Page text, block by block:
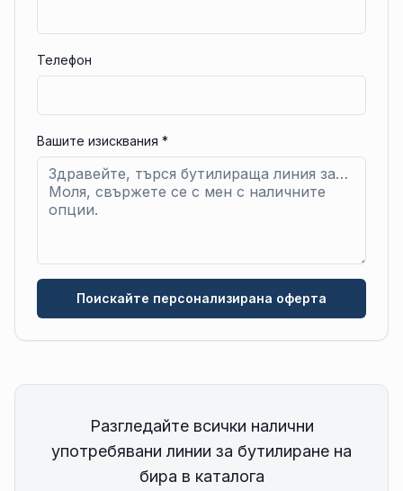
Телефон
Вашите изисквания *
Поискайте персонализирана оферта
Разгледайте всички налични
употребявани линии за бутилиране на
бира в каталога